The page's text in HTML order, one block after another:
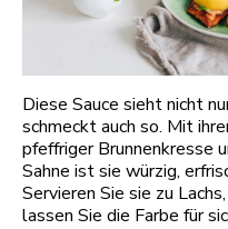
Diese Sauce sieht nicht
schmeckt auch so. Mit
pfeffriger Brunnenkresse
Sahne ist sie würzig,
Servieren Sie sie zu
lassen Sie die Farbe für